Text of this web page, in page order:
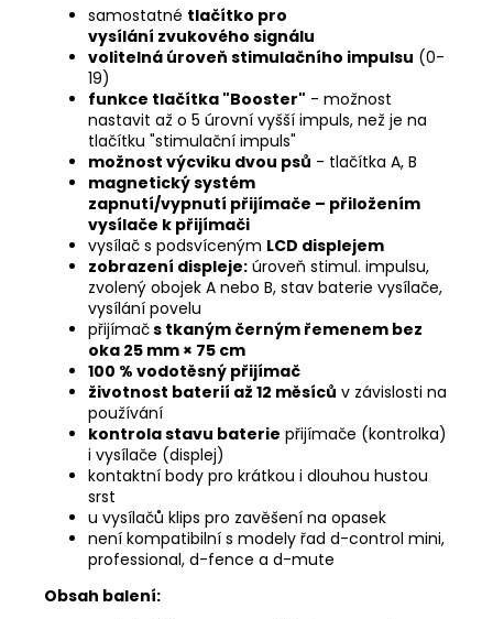
samostatné tlačítko pro
vysílání zvukového signálu
volitelná úroveň stimulačního impulsu (0-
19)
funkce tlačítka "Booster" - možnost
nastavit až o 5 úrovní vyšší impuls, než je na
tlačítku "stimulační impuls"
možnost výcviku dvou psů - tlačítka A, B
magnetický systém
zapnutí/vypnutí přijímače – přiložením
vysílače k přijímači
vysílač s podsvíceným LCD displejem
zobrazení displeje: úroveň stimul. impulsu,
zvolený obojek A nebo B, stav baterie vysílače,
vysílání povelu
přijímačs tkaným černým řemenem bez
oka 25 mm × 75 cm
100 % vodotěsný přijímač
životnost baterií až 12 měsíců v závislosti na
používání
kontrola stavu baterie přijímače (kontrolka)
i vysílače (displej)
kontaktní body pro krátkou i dlouhou hustou
srst
u vysílačů klips pro zavěšení na opasek
není kompatibilní s modely řad d-control mini,
professional, d-fence a d-mute
Obsah balení: